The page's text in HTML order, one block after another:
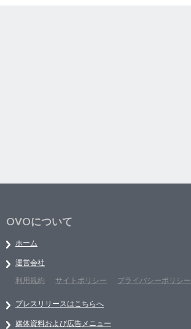
OVOについて
ホーム
運営会社
利用規約
サイトポリシー プライバシーポリシー
プレスリリースはこちらへ
媒体資料および広告メニュー